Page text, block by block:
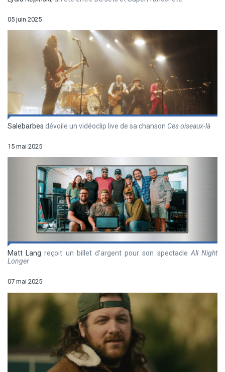
05 juin 2025
Salebarbes dévoile un vidéoclip live de sa chanson Ces oiseaux-là
15 mai 2025
Matt Lang reçoit un billet d’argent pour son spectacle All Night
Longer
07 mai 2025